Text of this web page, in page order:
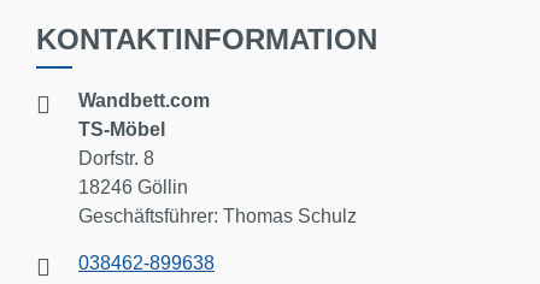
KONTAKTINFORMATION
Wandbett.com
TS-Möbel
Dorfstr. 8
18246 Göllin
Geschäftsführer: Thomas Schulz
038462-899638